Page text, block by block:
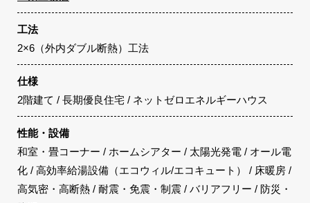
工法
2×6（外内ダブル断熱）工法
仕様
2階建て / 長期優良住宅 / ネットゼロエネルギーハウス
性能・設備
和室・畳コーナー / ホームシアター / 太陽光発電 / オール電
化 / 高効率給湯設備（エコウィル/エコキュート） / 床暖房 /
高気密・高断熱 / 耐震・免震・制震 / バリアフリー / 防災・